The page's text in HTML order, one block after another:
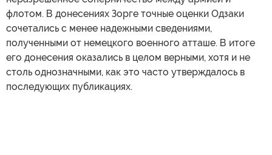
флотом. В донесениях Зорге точные оценки Одзаки
сочетались с менее надежными сведениями,
полученными от немецкого военного атташе. В итоге
его донесения оказались в целом верными, хотя и не
столь однозначными, как это часто утверждалось в
последующих публикациях.